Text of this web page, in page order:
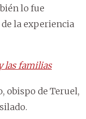
lo fue
la experiencia
las familias
obispo de Teruel,